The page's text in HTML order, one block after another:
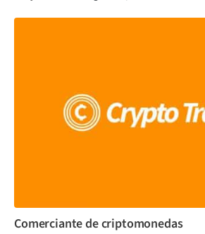
Comerciante de criptomonedas